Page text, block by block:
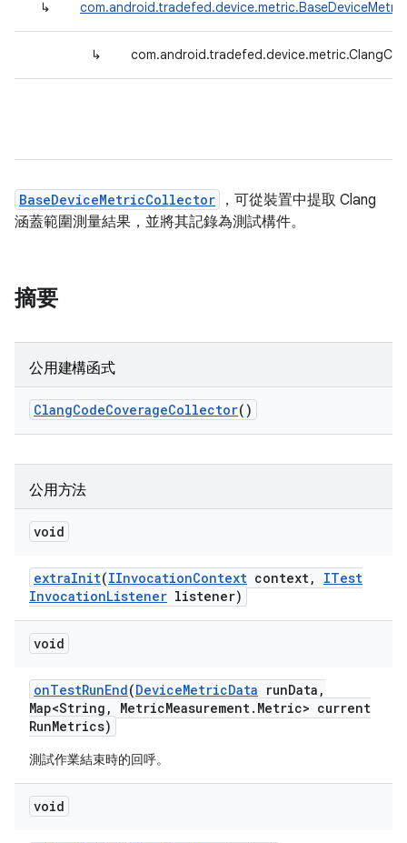
↳
↳
BaseDeviceMetricCollector
，可從裝置中提取 Clang
涵蓋範圍測量結果，並將其記錄為測試構件。
摘要
公用建構函式
ClangCodeCoverageCollector()
公用方法
void
extraInit(IInvocationContext context,
ITest
InvocationListener listener)
void
onTestRunEnd(DeviceMetricData runData ,
Map<String , MetricMeasurement. Metric> current
RunMetrics)
測試作業結束時的回呼。
void